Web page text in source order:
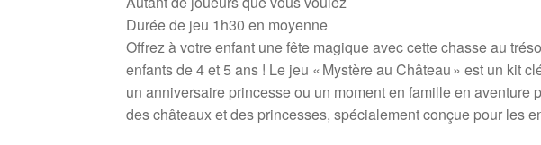
Durée de jeu 1h30 en moyenne
Offrez à votre enfant une fête magique avec cette chasse au
enfants de 4 et 5 ans ! Le jeu « Mystère au Château » est un kit
un anniversaire princesse ou un moment en famille en aventure
des châteaux et des princesses, spécialement conçue pour les